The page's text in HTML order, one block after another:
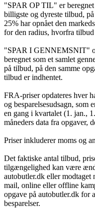
"SPAR OP TIL" er beregnet
billigste og dyreste tilbud,
25% har opnået den
for den radius, hvorfra tilbud
"SPAR I GENNEMSNIT"
beregnet som et samlet
på tilbud, på den samme
tilbud er indhentet.
FRA-priser opdateres hver
og besparelsesudsagn, som
en gang i kvartalet (1. jan.,
måneders data fra opgaver,
Priser inkluderer moms og
Det faktiske antal tilbud,
tilgængelighed kan være
autobutler.dk eller modtaget
mail, online eller offline
opgave på autobutler.dk for
besparelser.